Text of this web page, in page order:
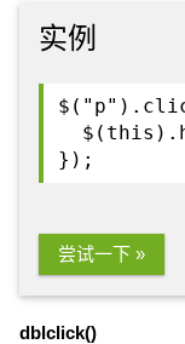
实例
});
尝试一下 »
dblclick()